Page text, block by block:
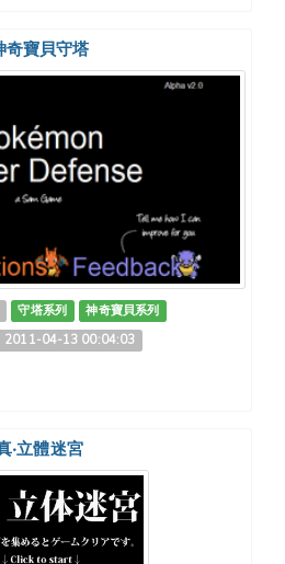
奇寶貝守塔
守塔系列
神奇寶貝系列
2011-04-13 00:04:03
‧立體迷宮